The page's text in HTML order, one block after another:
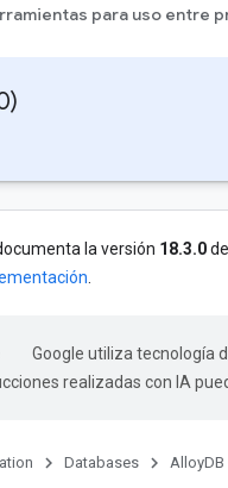
para uso entre
la versión 18.3.0
Google utiliza tecnología
realizadas con IA
Databases AlloyDB